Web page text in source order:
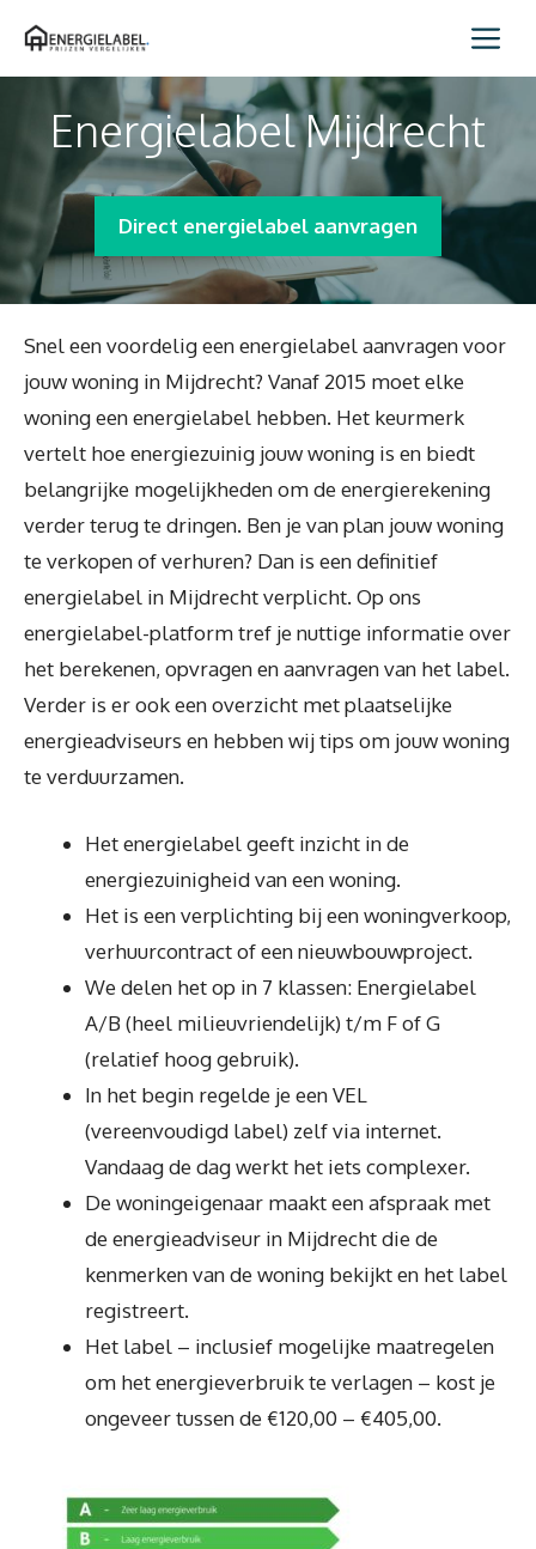
naar
Energielabel Mijdrecht
Direct energielabel aanvragen
Snel een voordelig een energielabel aanvragen voor
jouw woning in Mijdrecht? Vanaf 2015 moet elke
woning een energielabel hebben. Het keurmerk
vertelt hoe energiezuinig jouw woning is en biedt
belangrijke mogelijkheden om de energierekening
verder terug te dringen. Ben je van plan jouw woning
te verkopen of verhuren? Dan is een definitief
energielabel in Mijdrecht verplicht. Op ons
energielabel-platform tref je nuttige informatie over
het berekenen, opvragen en aanvragen van het label.
Verder is er ook een overzicht met plaatselijke
energieadviseurs en hebben wij tips om jouw woning
te verduurzamen.
Het energielabel geeft inzicht in de
energiezuinigheid van een woning.
Het is een verplichting bij een woningverkoop,
verhuurcontract of een nieuwbouwproject.
We delen het op in 7 klassen: Energielabel
A/B (heel milieuvriendelijk) t/m F of G
(relatief hoog gebruik).
In het begin regelde je een VEL
(vereenvoudigd label) zelf via internet.
Vandaag de dag werkt het iets complexer.
De woningeigenaar maakt een afspraak met
de energieadviseur in Mijdrecht die de
kenmerken van de woning bekijkt en het label
registreert.
Het label – inclusief mogelijke maatregelen
om het energieverbruik te verlagen – kost je
ongeveer tussen de €120,00 – €405,00.